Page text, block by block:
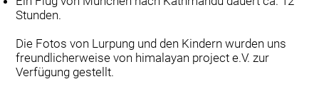
Stunden.
Die Fotos von Lurpung und den Kindern wurden uns
freundlicherweise von himalayan project e.V. zur
Verfügung gestellt.